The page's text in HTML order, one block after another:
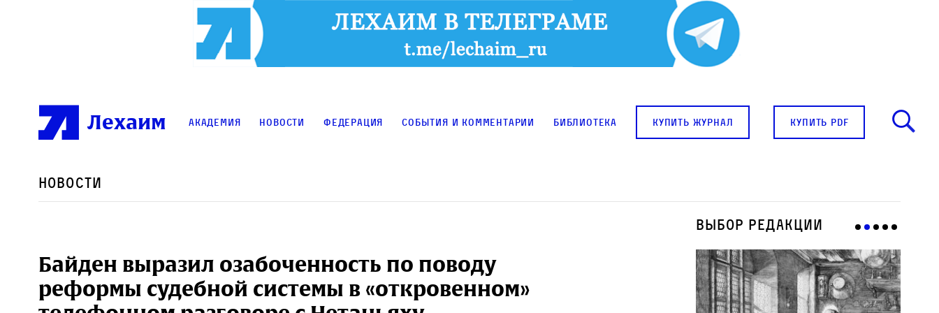
Лехаим Академия Новости Федерация События и комментарии Библиотека купить журнал купить pdf
Новости
Байден выразил озабоченность по поводу
реформы судебной системы в «откровенном»
Выбор редакции